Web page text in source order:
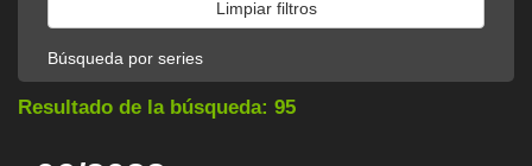
Búsqueda por series
Resultado de la búsqueda: 95